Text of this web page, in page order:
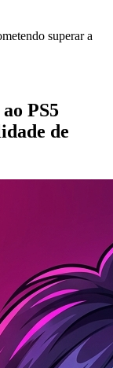
superar a
PS5
de